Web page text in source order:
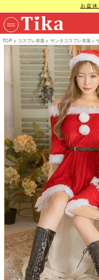
お盆
TOP コスプレ衣装 サンタコスプレ衣装